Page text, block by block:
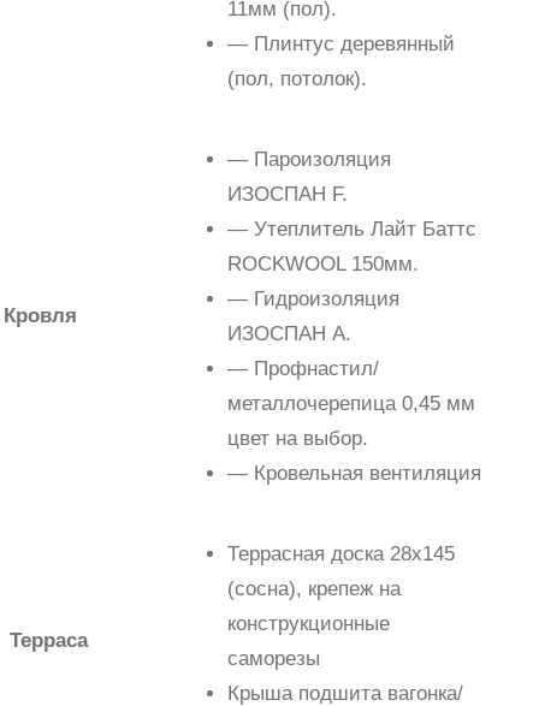
11мм (пол).
— Плинтус деревянный
(пол, потолок).
Кровля
— Пароизоляция
ИЗОСПАН F.
— Утеплитель Лайт Баттс
ROCKWOOL 150мм.
— Гидроизоляция
ИЗОСПАН A.
— Профнастил/
металлочерепица 0,45 мм
цвет на выбор.
— Кровельная вентиляция
Терраса
Террасная доска 28х145
(сосна), крепеж на
конструкционные
саморезы
Крыша подшита вагонка/